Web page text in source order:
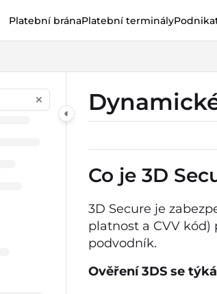
index at:
pages before exploring further.
Platební bránaPlatební terminály
Co je 3D
3D Secure je
platnost a CVV
podvodník.
Ověření 3DS se